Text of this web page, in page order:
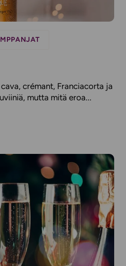
crémant, Franciacorta ja
mutta mitä eroa...